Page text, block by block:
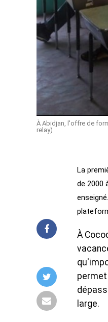
À Abidjan, l'offre de
relay)
La
de 2000
À
permet
large.